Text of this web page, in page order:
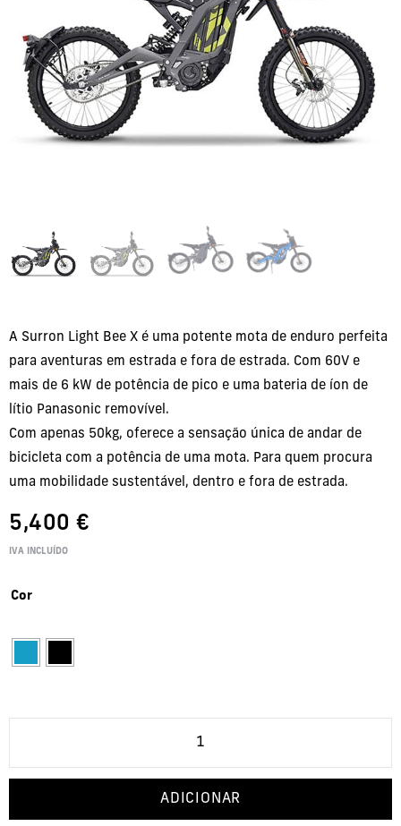
A Surron Light Bee X é uma potente mota de enduro perfeita
para aventuras em estrada e fora de estrada. Com 60V e
mais de 6 kW de potência de pico e uma bateria de íon de
lítio Panasonic removível.
Com apenas 50kg, oferece a sensação única de andar de
bicicleta com a potência de uma mota. Para quem procura
uma mobilidade sustentável, dentro e fora de estrada.
5,400 €
IVA INCLUÍDO
Cor
ADICIONAR